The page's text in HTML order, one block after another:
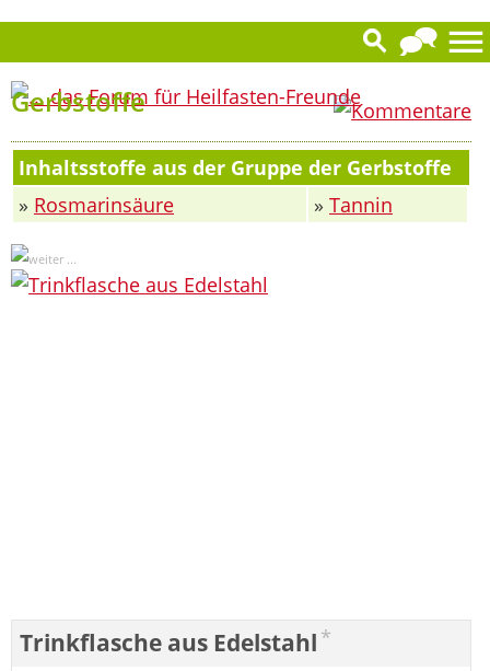
Gerbstoffe
Inhaltsstoffe aus der Gruppe der Gerbstoffe
» Rosmarinsäure » Tannin
Trinkflasche aus Edelstahl *